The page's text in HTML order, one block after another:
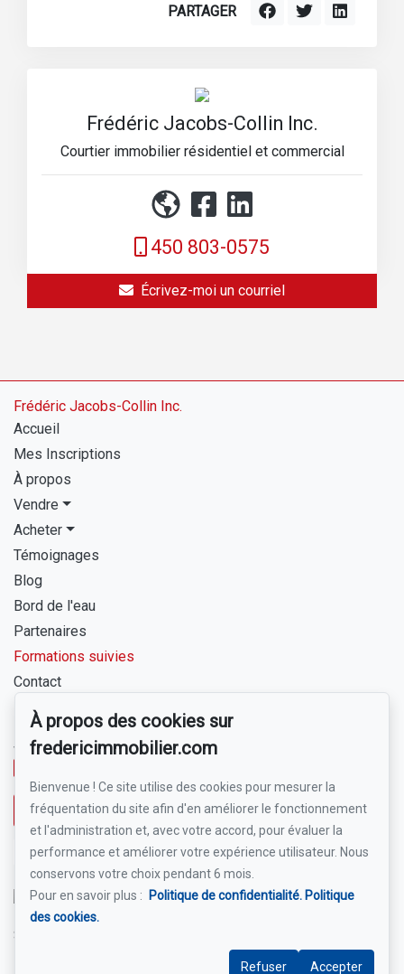
PARTAGER
Frédéric Jacobs-Collin Inc.
Courtier immobilier résidentiel et commercial
450 803-0575
Écrivez-moi un courriel
Frédéric Jacobs-Collin Inc.
Accueil
Mes Inscriptions
À propos
Vendre
Acheter
Témoignages
Blog
Bord de l'eau
Partenaires
Formations suivies
Contact
Pour me joindre
www.borddeleaulanaudiere.com
Écrivez-moi un courriel
Suivez-moi sur Facebook !
À propos des cookies sur
fredericimmobilier.com
Bienvenue ! Ce site utilise des cookies pour mesurer la
fréquentation du site afin d'en améliorer le fonctionnement
et l'administration et, avec votre accord, pour évaluer la
performance et améliorer votre expérience utilisateur. Nous
conservons votre choix pendant 6 mois.
Pour en savoir plus :
Politique de confidentialité. Politique
des cookies.
Refuser Accepter